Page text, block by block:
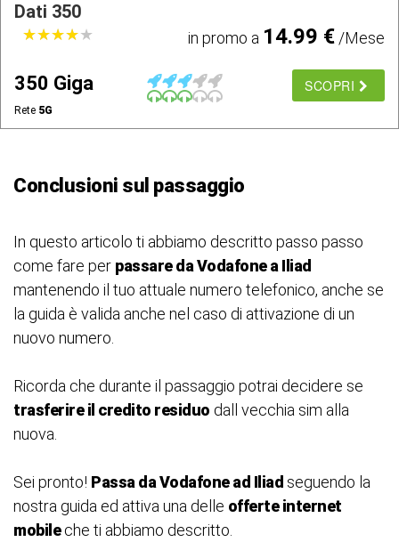
Dati 350
★★★★★
★★★★★ in promo a 14.99 €/Mese
350 Giga
Rete 5G
SCOPRI
Conclusioni sul passaggio
In questo articolo ti abbiamo descritto passo passo
come fare per passare da Vodafone a Iliad
mantenendo il tuo attuale numero telefonico, anche se
la guida è valida anche nel caso di attivazione di un
nuovo numero.
Ricorda che durante il passaggio potrai decidere se
trasferire il credito residuo dall vecchia sim alla
nuova.
Sei pronto! Passa da Vodafone ad Iliad seguendo la
nostra guida ed attiva una delle offerte internet
mobileche ti abbiamo descritto.